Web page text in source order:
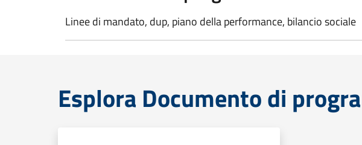
Linee di mandato, dup, piano della performance, bilancio sociale
Esplora Documento di